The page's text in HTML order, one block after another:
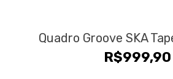
Quadro Groove SKA
R$999,90